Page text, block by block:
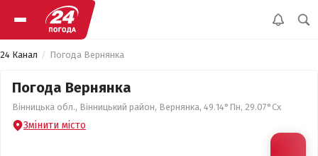
24 Канал Погода Вернянка
Погода Вернянка
Вінницька обл., Вінницький район, Вернянка, 49.14°Пн, 29.07°Сх
Змінити місто